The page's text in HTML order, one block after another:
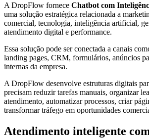
A DropFlow fornece Chatbot com
uma solução estratégica relacionada a
comercial, tecnologia, inteligência artificial,
atendimento digital e performance.
Essa solução pode ser conectada a canais
landing pages, CRM, formulários, anúncios
internas da empresa.
A DropFlow desenvolve estruturas digitais
precisam reduzir tarefas manuais, organizar
atendimento, automatizar processos, criar
transformar tráfego em oportunidades
Atendimento inteligente